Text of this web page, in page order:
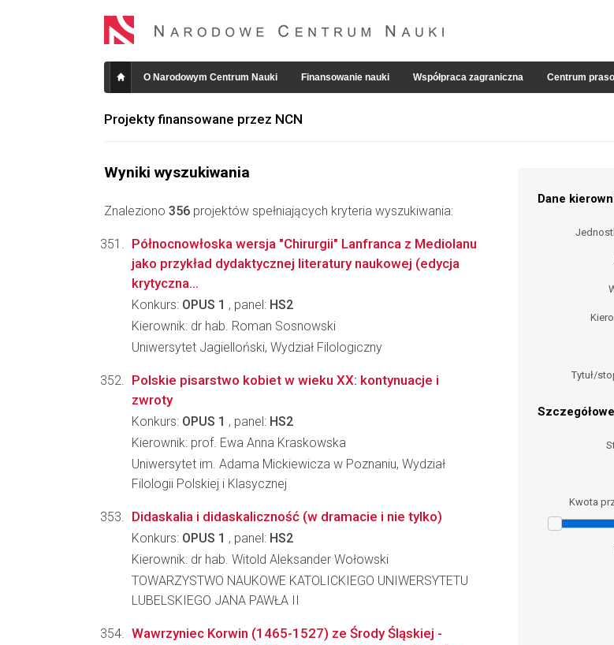
O Narodowym Centrum Nauki Finansowanie nauki Współpraca zagraniczna Centrum
Projekty finansowane przez NCN
Wyniki wyszukiwania
Znaleziono 356 projektów spełniających kryteria wyszukiwania:
Dane
Tytuł/
Kwota
Północnowłoska wersja "Chirurgii" Lanfranca z Mediolanu
jako przykład dydaktycznej literatury naukowej (edycja
krytyczna...
Konkurs: OPUS 1 , panel: HS2
Kierownik: dr hab. Roman Sosnowski
Uniwersytet Jagielloński, Wydział Filologiczny
Polskie pisarstwo kobiet w wieku XX: kontynuacje i
zwroty
Konkurs: OPUS 1 , panel: HS2
Kierownik: prof. Ewa Anna Kraskowska
Uniwersytet im. Adama Mickiewicza w Poznaniu, Wydział
Filologii Polskiej i Klasycznej
Didaskalia i didaskaliczność (w dramacie i nie tylko)
Konkurs: OPUS 1 , panel: HS2
Kierownik: dr hab. Witold Aleksander Wołowski
TOWARZYSTWO NAUKOWE KATOLICKIEGO UNIWERSYTETU
LUBELSKIEGO JANA PAWŁA II
Wawrzyniec Korwin (1465-1527) ze Środy Śląskiej -